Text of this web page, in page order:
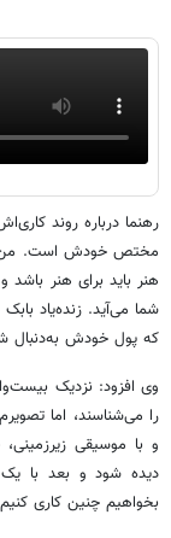
رهنما درباره روند
مختص خودش است. من به
هنر باید برای هنر باشد
شما می‌آید. زنده‌یاد
که پول خودش به‌دنبال
وی افزود: نزدیک
را می‌شناسند، اما
و با موسیقی
دیده شود و بعد با
بخواهیم چنین کاری